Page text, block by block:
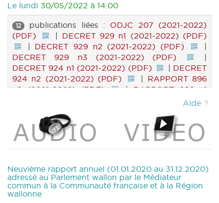
Le lundi 30/05/2022 à 14:00
12 publications liées : ODJC 207 (2021-2022)
(PDF)
| DECRET 929 n1 (2021-2022) (PDF)
| DECRET 929 n2 (2021-2022) (PDF)
|
DECRET 929 n3 (2021-2022) (PDF)
|
DECRET 924 n1 (2021-2022) (PDF)
| DECRET
924 n2 (2021-2022) (PDF)
| RAPPORT 896
n2 (2021-2022) (PDF)
|RAPPORT 896 n1
PETITION 949 n1 (2021-
|CRAC 188 (2021-2022) (PDF) |BT 207
(2021-2022) (PDF)
Aide
Neuvième rapport annuel (01.01.2020 au 31.12.2020)
adressé au Parlement wallon par le Médiateur
commun à la Communauté française et à la Région
wallonne